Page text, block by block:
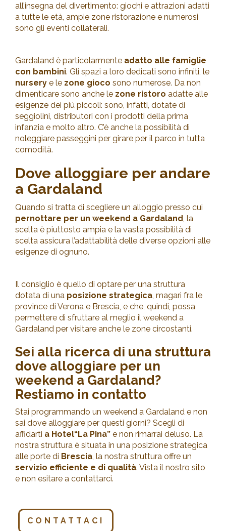
all’insegna del divertimento: giochi e attrazioni adatti
a tutte le età, ampie zone ristorazione e numerosi
sono gli eventi collaterali.
Gardaland è particolarmente adatto alle famiglie
con bambini. Gli spazi a loro dedicati sono infiniti, le
nursery e le zone gioco sono numerose. Da non
dimenticare sono anche le zone ristoro adatte alle
esigenze dei più piccoli: sono, infatti, dotate di
seggiolini, distributori con i prodotti della prima
infanzia e molto altro. C’è anche la possibilità di
noleggiare passeggini per girare per il parco in tutta
comodità.
Dove alloggiare per andare
a Gardaland
Quando si tratta di scegliere un alloggio presso cui
pernottare per un weekend a Gardaland, la
scelta è piuttosto ampia e la vasta possibilità di
scelta assicura l’adattabilità delle diverse opzioni alle
esigenze di ognuno.
Il consiglio è quello di optare per una struttura
dotata di una posizione strategica, magari fra le
province di Verona e Brescia, e che, quindi, possa
permettere di sfruttare al meglio il weekend a
Gardaland per visitare anche le zone circostanti.
Sei alla ricerca di una struttura
dove alloggiare per un
weekend a Gardaland?
Restiamo in contatto
Stai programmando un weekend a Gardaland e non
sai dove alloggiare per questi giorni? Scegli di
affidarti a Hotel“La Pina” e non rimarrai deluso. La
nostra struttura è situata in una posizione strategica
alle porte di Brescia, la nostra struttura offre un
servizio efficiente e di qualità. Vista il nostro sito
e non esitare a contattarci.
CONTATTACI